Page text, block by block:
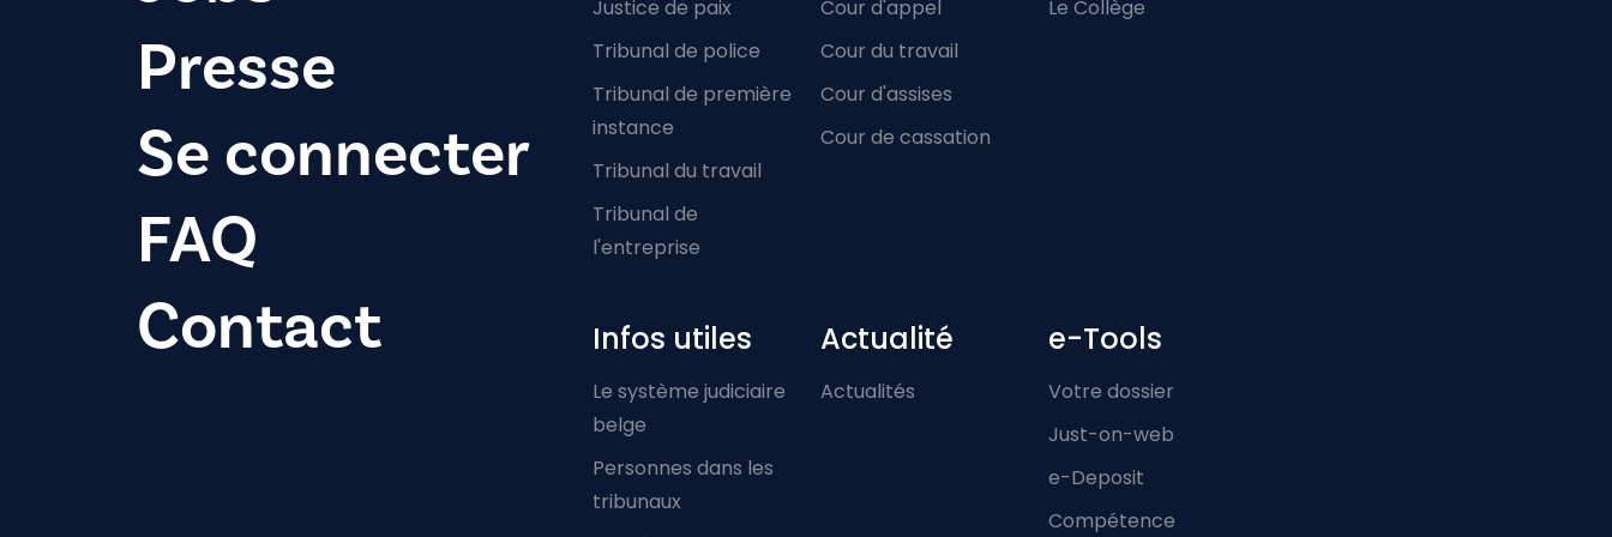
Presse
Se connecter
FAQ
Contact
Justice de paix
Tribunal de police
Tribunal de première
instance
Tribunal du travail
Tribunal de
l'entreprise
Cour d'appel
Cour du travail
Cour d'assises
Cour de cassation
Le Collège
Infos utiles
Le système judiciaire
belge
Personnes dans les
tribunaux
Actualité
Actualités
e-Tools
Votre dossier
Just-on-web
e-Deposit
Compétence